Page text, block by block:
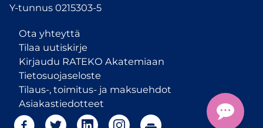
Y-tunnus 0215303-5
Ota yhteyttä
Tilaa uutiskirje
Kirjaudu RATEKO Akatemiaan
Tietosuojaseloste
Tilaus-, toimitus- ja maksuehdot
Asiakastiedotteet